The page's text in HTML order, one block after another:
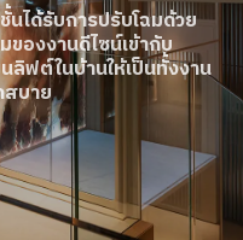
นได้รับการปรับโฉมด้วย
องงานดีไซน์เข้ากับ
ลิฟต์ในบ้านให้เป็นทั้งงาน
สบาย